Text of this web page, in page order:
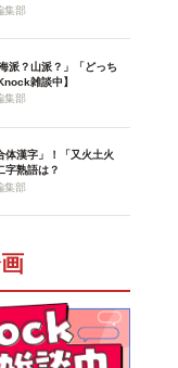
集部
派？山派？」「どっち
雑談中】
集部
体漢字」！「又火土火
字熟語は？
集部